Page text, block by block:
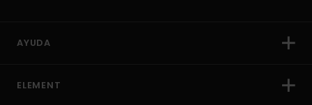
AYUDA
ELEMENT